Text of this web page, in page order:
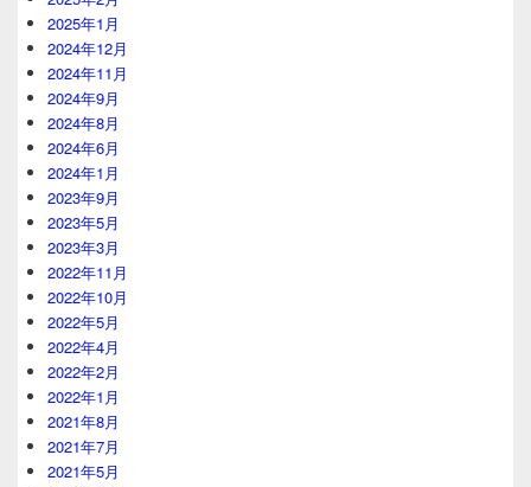
2025年1月
2024年12月
2024年11月
2024年9月
2024年8月
2024年6月
2024年1月
2023年9月
2023年5月
2023年3月
2022年11月
2022年10月
2022年5月
2022年4月
2022年2月
2022年1月
2021年8月
2021年7月
2021年5月